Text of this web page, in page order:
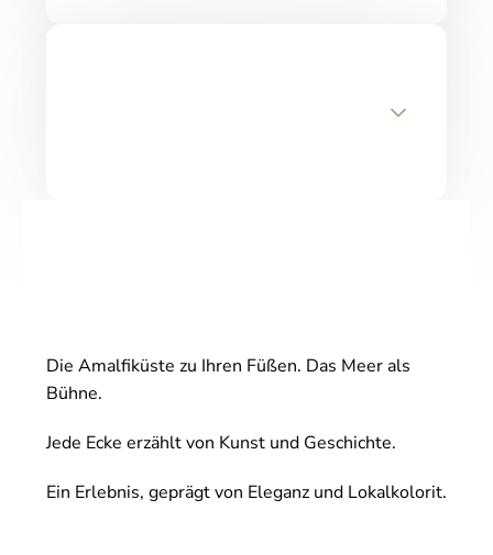
Die Amalfiküste zu Ihren Füßen. Das Meer als
Bühne.
Jede Ecke erzählt von Kunst und Geschichte.
Ein Erlebnis, geprägt von Eleganz und Lokalkolorit.